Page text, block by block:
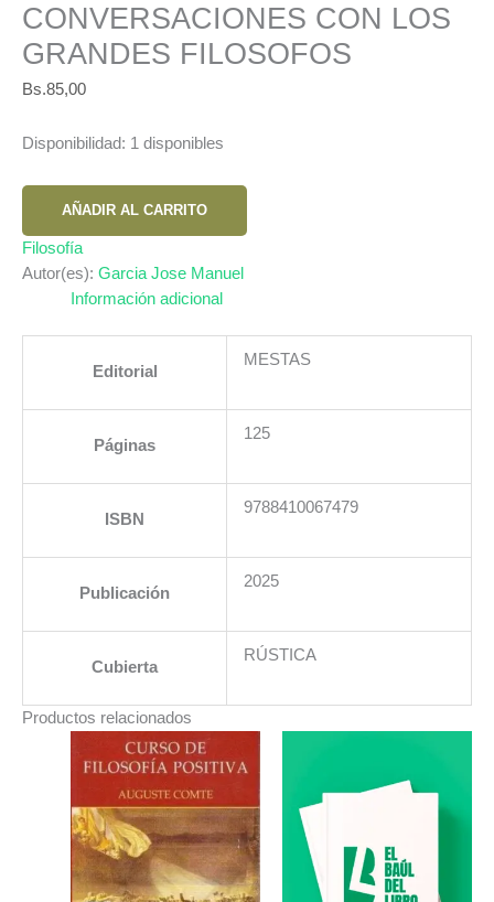
CONVERSACIONES CON LOS
GRANDES FILOSOFOS
Bs.85,00
Disponibilidad: 1 disponibles
CONVERSACIONES
LOS
GRANDES
FILOSOFOS
AÑADIR AL CARRITO
Filosofía
Autor(es): Garcia Jose Manuel
Información adicional
Editorial
MESTAS
Páginas
125
ISBN
9788410067479
Publicación
2025
Cubierta
RÚSTICA
Productos relacionados